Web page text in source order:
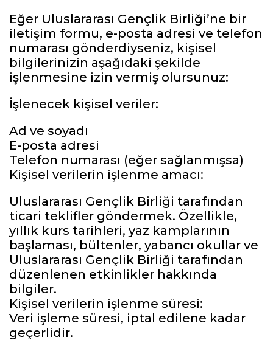
Eğer Uluslararası Gençlik Birliği’ne bir
iletişim formu, e-posta adresi ve telefon
numarası gönderdiyseniz, kişisel
bilgilerinizin aşağıdaki şekilde
işlenmesine izin vermiş olursunuz:
İşlenecek kişisel veriler:
Ad ve soyadı
E-posta adresi
Telefon numarası (eğer sağlanmışsa)
Kişisel verilerin işlenme amacı:
Uluslararası Gençlik Birliği tarafından
ticari teklifler göndermek. Özellikle,
yıllık kurs tarihleri, yaz kamplarının
başlaması, bültenler, yabancı okullar ve
Uluslararası Gençlik Birliği tarafından
düzenlenen etkinlikler hakkında
bilgiler.
Kişisel verilerin işlenme süresi:
Veri işleme süresi, iptal edilene kadar
geçerlidir.